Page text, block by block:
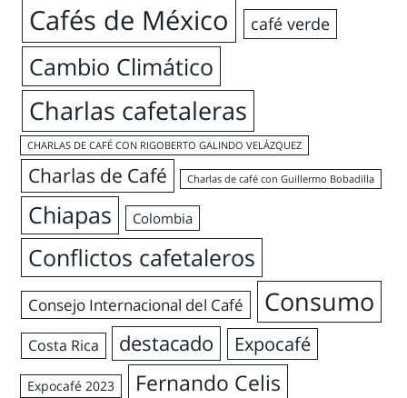
Cafés de México café verde
Cambio Climático
Charlas cafetaleras
CHARLAS DE CAFÉ CON RIGOBERTO GALINDO VELÁZQUEZ
Charlas de Café Charlas de café con Guillermo Bobadilla
Chiapas Colombia
Conflictos cafetaleros
Consejo Internacional del Café Consumo
Costa Rica destacado Expocafé
Expocafé 2023 Fernando Celis